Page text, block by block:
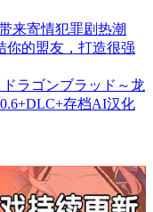
来寄情犯罪剧热潮
你的盟友，打造很强
ラゴンブラッド～龙
存档AI汉化